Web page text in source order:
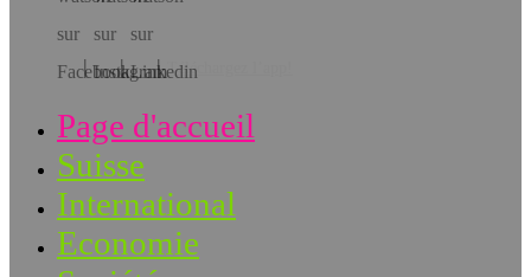
Téléchargez l’app!
Page d'accueil
Suisse
International
Economie